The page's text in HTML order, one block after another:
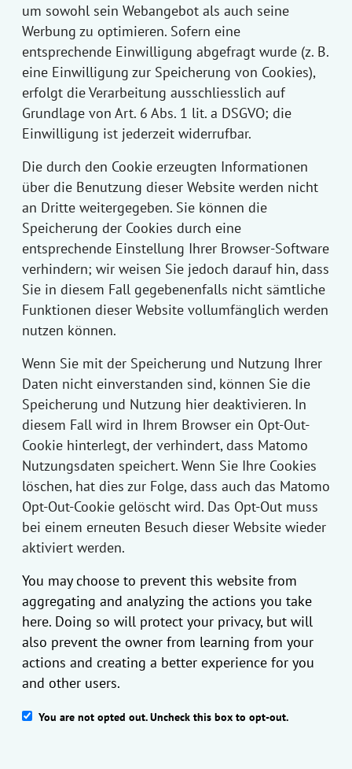
um sowohl sein Webangebot als auch seine
Werbung zu optimieren. Sofern eine
entsprechende Einwilligung abgefragt wurde (z. B.
eine Einwilligung zur Speicherung von Cookies),
erfolgt die Verarbeitung ausschliesslich auf
Grundlage von Art. 6 Abs. 1 lit. a DSGVO; die
Einwilligung ist jederzeit widerrufbar.
Die durch den Cookie erzeugten Informationen
über die Benutzung dieser Website werden nicht
an Dritte weitergegeben. Sie können die
Speicherung der Cookies durch eine
entsprechende Einstellung Ihrer Browser-Software
verhindern; wir weisen Sie jedoch darauf hin, dass
Sie in diesem Fall gegebenenfalls nicht sämtliche
Funktionen dieser Website vollumfänglich werden
nutzen können.
Wenn Sie mit der Speicherung und Nutzung Ihrer
Daten nicht einverstanden sind, können Sie die
Speicherung und Nutzung hier deaktivieren. In
diesem Fall wird in Ihrem Browser ein Opt-Out-
Cookie hinterlegt, der verhindert, dass Matomo
Nutzungsdaten speichert. Wenn Sie Ihre Cookies
löschen, hat dies zur Folge, dass auch das Matomo
Opt-Out-Cookie gelöscht wird. Das Opt-Out muss
bei einem erneuten Besuch dieser Website wieder
aktiviert werden.
You may choose to prevent this website from
aggregating and analyzing the actions you take
here. Doing so will protect your privacy, but will
also prevent the owner from learning from your
actions and creating a better experience for you
and other users.
You are not opted out. Uncheck this box to opt-out.